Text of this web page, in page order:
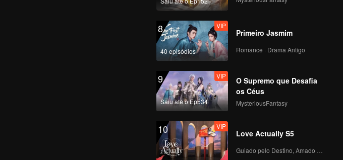
8
40 episódios
VIP
Primeiro Jasmim
Romance · Drama Antigo
9
Saiu até o Ep534
VIP
O Supremo que Desafia
os Céus
MysteriousFantasy
10 VIP
Love Actually S5